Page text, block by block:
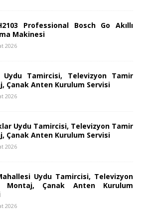
Professional Bosch Go Akıllı
Makinesi
2026
Uydu Tamircisi, Televizyon Tamir
Çanak Anten Kurulum Servisi
2026
Uydu Tamircisi, Televizyon Tamir
Çanak Anten Kurulum Servisi
2026
Uydu Tamircisi, Televizyon
Montaj, Çanak Anten Kurulum
2026